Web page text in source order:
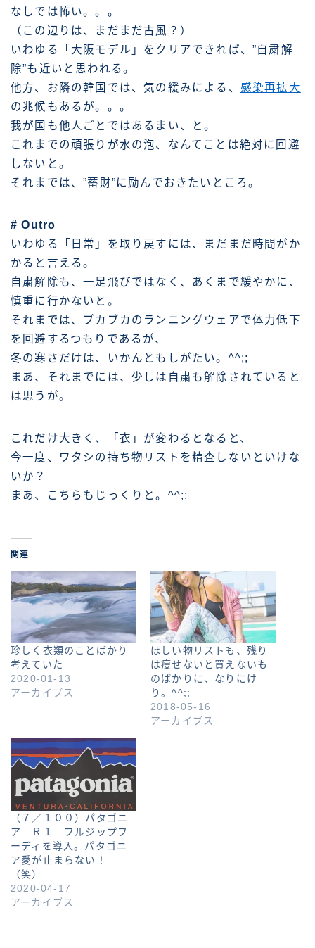
なしでは怖い。。。
（この辺りは、まだまだ古風？）
いわゆる「大阪モデル」をクリアできれば、”自粛解
除”も近いと思われる。
他方、お隣の韓国では、気の緩みによる、 感染再拡大
の兆候もあるが。。。
我が国も他人ごとではあるまい、と。
これまでの頑張りが水の泡、なんてことは絶対に回避
しないと。
それまでは、”蓄財”に励んでおきたいところ。
# Outro
いわゆる「日常」を取り戻すには、まだまだ時間がか
かると言える。
自粛解除も、一足飛びではなく、あくまで緩やかに、
慎重に行かないと。
それまでは、ブカブカのランニングウェアで体力低下
を回避するつもりであるが、
冬の寒さだけは、いかんともしがたい。^^;;
まあ、それまでには、少しは自粛も解除されていると
は思うが。
これだけ大きく、「衣」が変わるとなると、
今一度、ワタシの持ち物リストを精査しないといけな
いか？
まあ、こちらもじっくりと。^^;;
関連
珍しく衣類のことばかり
考えていた
2020-01-13
アーカイブス
ほしい物リストも、残り
は痩せないと買えないも
のばかりに、なりにけ
り。^^;;
2018-05-16
アーカイブス
（７／１００）パタゴニ
ア Ｒ１ フルジップフ
ーディを導入。パタゴニ
ア愛が止まらない！
（笑）
2020-04-17
アーカイブス